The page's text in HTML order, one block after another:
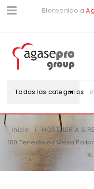
Bienvenido a
Todas las categorias
Inicio / HOSTELERÍA &
100 Tenedores Mesa